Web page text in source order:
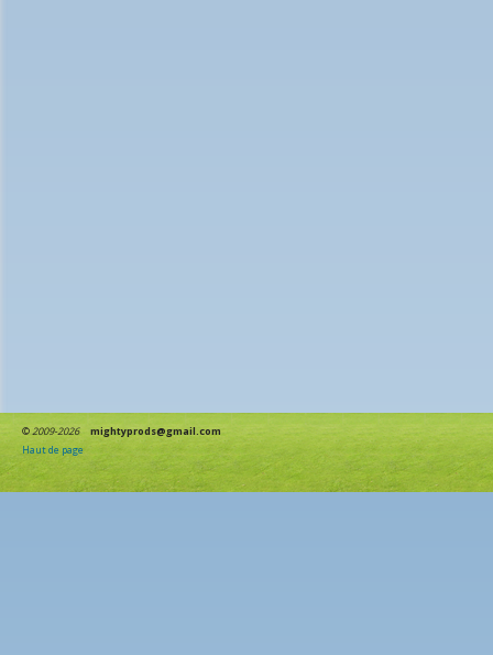
©2009-2026
mightyprods@gmail.com
Haut de page